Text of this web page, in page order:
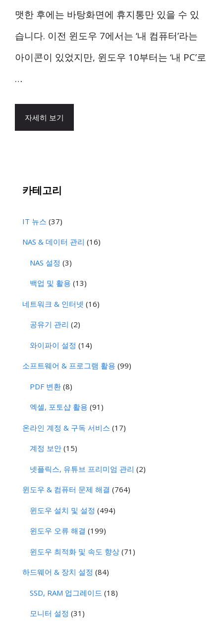
맷한 후에는 바탕화면에 휴지통만 있을 수 있
습니다. 이전 윈도우 7에서는 ‘내 컴퓨터’라는
아이콘이 있었지만, 윈도우 10부터는 ‘내 PC’로
…
자세히 보기
카테고리
IT 뉴스 (37)
NAS & 데이터 관리 (16)
NAS 설정 (3)
백업 및 활용 (13)
네트워크 & 인터넷 (16)
공유기 관리 (2)
와이파이 설정 (14)
소프트웨어 & 프로그램 활용 (99)
PDF 변환 (8)
엑셀, 포토샵 활용 (91)
온라인 계정 & 구독 서비스 (17)
계정 보안 (15)
넷플릭스, 유튜브 프리미엄 관리 (2)
윈도우 & 컴퓨터 문제 해결 (764)
윈도우 설치 및 설정 (494)
윈도우 오류 해결 (199)
윈도우 최적화 및 속도 향상 (71)
하드웨어 & 장치 설정 (84)
SSD, RAM 업그레이드 (18)
모니터 설정 (31)